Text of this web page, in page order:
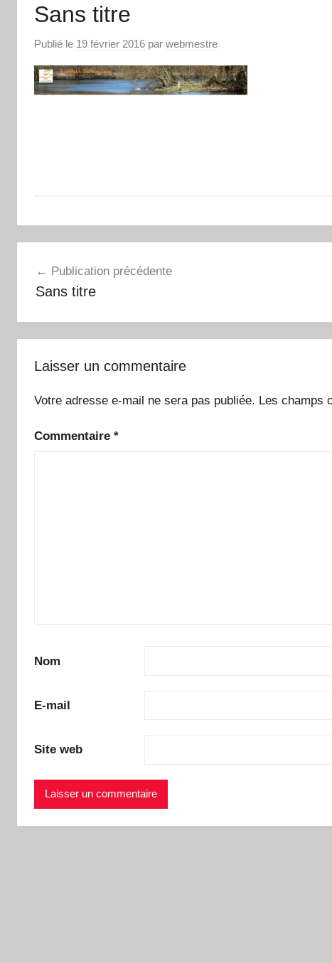
Sans titre
Publié le 19 février 2016 par webmestre
Publication précédente
Sans titre
Laisser un commentaire
Votre adresse e-mail ne sera pas publiée. Les champs
Commentaire *
Nom
E-mail
Site web